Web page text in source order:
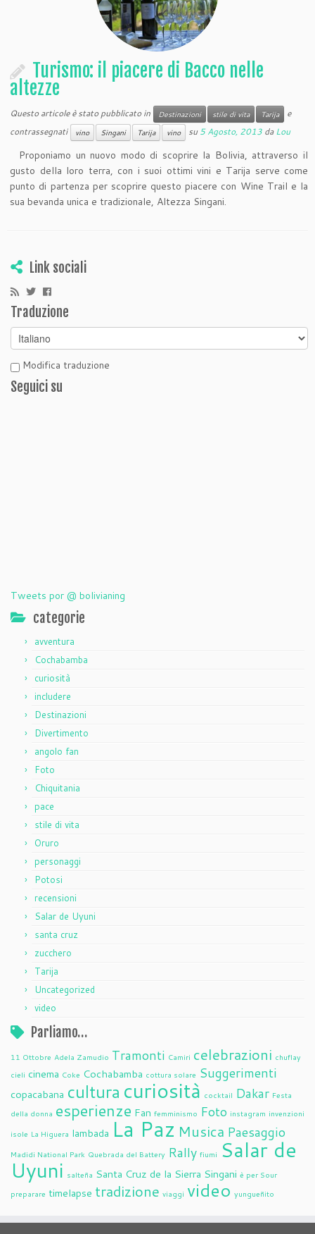
Turismo: il piacere di Bacco nelle
altezze
Questo articole è stato pubblicato in Destinazioni stile di vita Tarija
e
contrassegnati
vino Singani Tarija vino su5 Agosto, 2013 daLou
Proponiamo un nuovo modo di scoprire la Bolivia, attraverso il
gusto della loro terra, con i suoi ottimi vini e Tarija serve come
punto di partenza per scoprire questo piacere con Wine Trail e la
sua bevanda unica e tradizionale, Altezza Singani.
Link sociali
Traduzione
Modifica traduzione
Seguici su
Tweets por @ bolivianing
categorie
avventura
Cochabamba
curiosità
includere
Destinazioni
Divertimento
angolo fan
Foto
Chiquitania
pace
stile di vita
Oruro
personaggi
Potosi
recensioni
Salar de Uyuni
santa cruz
zucchero
Tarija
Uncategorized
video
Parliamo…
11 Ottobre Adela Zamudio Tramonti Camiri celebrazioni chuflay
cieli cinema Coke Cochabamba cottura solare Suggerimenti
copacabana cultura curiosità cocktail Dakar Festa
della donna esperienze Fan femminismo Foto instagram invenzioni
isole La Higuera lambada La Paz Musica Paesaggio
Madidi National Park Quebrada del Battery Rally fiumi Salar de
Uyuni salteña Santa Cruz de la Sierra Singani è per Sour
preparare timelapse tradizione viaggi video yungueñito